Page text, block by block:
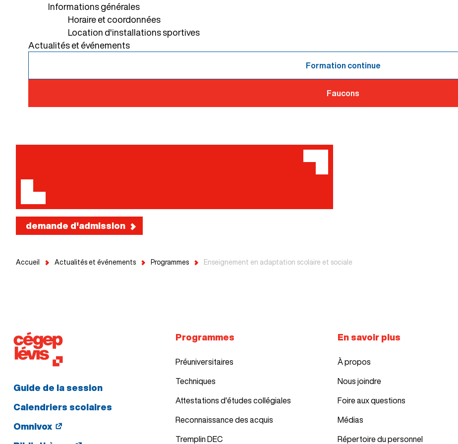
Informations générales
Horaire et coordonnées
Location d'installations sportives
Actualités et événements
Formation continue
Faucons
demande d'admission
Accueil Actualités et événements Programmes Enseignement en adaptation scolaire et sociale
Guide de la session
Calendriers scolaires
Omnivox
Programmes
Préuniversitaires
Techniques
Attestations d'études collégiales
Reconnaissance des acquis
Tremplin DEC
En savoir plus
À propos
Nous joindre
Foire aux questions
Médias
Répertoire du personnel